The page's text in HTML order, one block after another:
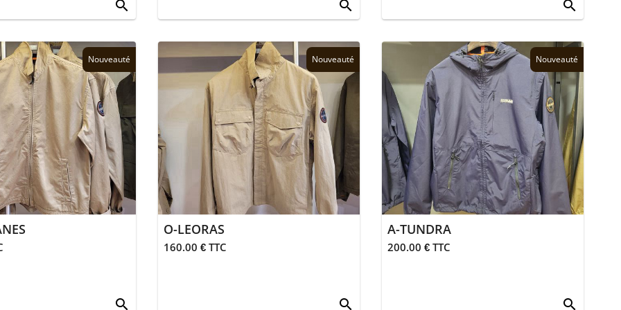
search search search
Nouveauté
search
Nouveauté
O-LEORAS
160.00 € TTC
search
Nouveauté
A-TUNDRA
200.00 € TTC
search